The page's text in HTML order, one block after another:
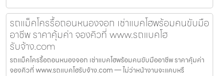
รถแม็คโครรื้อถอนหนองจอก เช่าแบคโฮพร้อมคนขับมือ
อาชีพ ราคาคุ้มค่า จองคิวที่ www.รถแบคโฮ
รับจ้าง.com
รถแม็คโครรื้อถอนหนองจอก เช่าแบคโฮพร้อมคนขับมืออาชีพ ราคาคุ้มค่า
จองคิวที่ www.รถแบคโฮรับจ้าง.com — ไม่ว่าหน้างานจะแคบหรื